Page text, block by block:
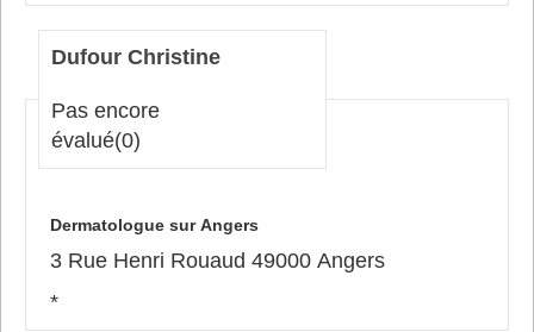
Dufour Christine
Pas encore
évalué(0)
Dermatologue sur Angers
3 Rue Henri Rouaud 49000 Angers
*